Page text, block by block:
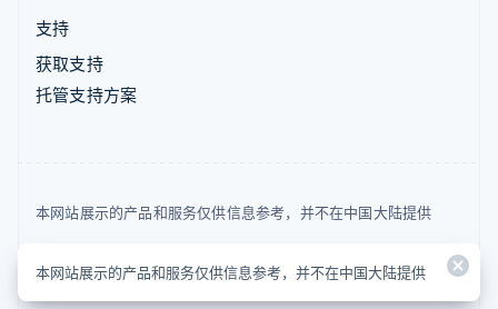
支持
获取支持
托管支持方案
本网站展示的产品和服务仅供信息参考，并不在中国大陆提供
© 2026 Stripe, LLC
本网站展示的产品和服务仅供信息参考，并不在中国大陆提供